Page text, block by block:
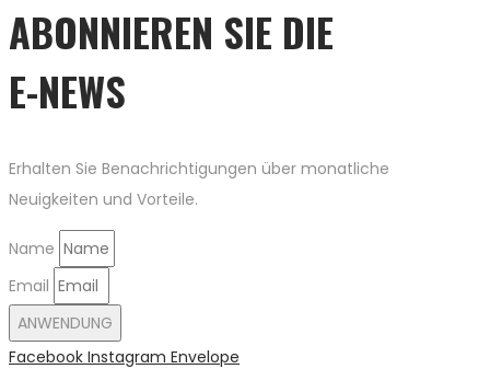
ABONNIEREN SIE DIE
E-NEWS
Erhalten Sie Benachrichtigungen über monatliche
Neuigkeiten und Vorteile.
Name
Email
ANWENDUNG
Facebook Instagram Envelope